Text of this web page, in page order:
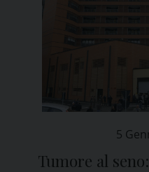
5
Tumore al